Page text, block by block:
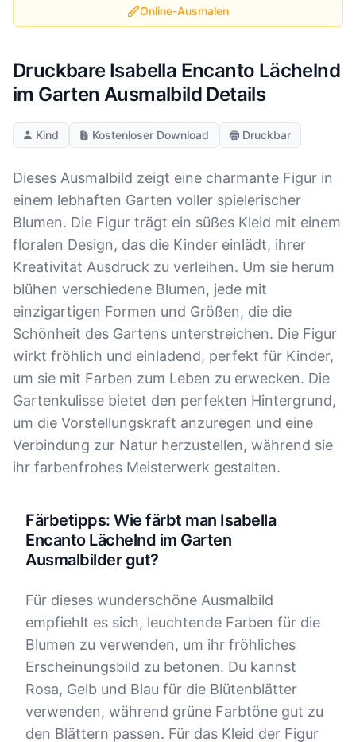
Online-Ausmalen
Druckbare Isabella Encanto Lächelnd
im Garten Ausmalbild Details
Kind Kostenloser Download Druckbar
Dieses Ausmalbild zeigt eine charmante Figur in
einem lebhaften Garten voller spielerischer
Blumen. Die Figur trägt ein süßes Kleid mit einem
floralen Design, das die Kinder einlädt, ihrer
Kreativität Ausdruck zu verleihen. Um sie herum
blühen verschiedene Blumen, jede mit
einzigartigen Formen und Größen, die die
Schönheit des Gartens unterstreichen. Die Figur
wirkt fröhlich und einladend, perfekt für Kinder,
um sie mit Farben zum Leben zu erwecken. Die
Gartenkulisse bietet den perfekten Hintergrund,
um die Vorstellungskraft anzuregen und eine
Verbindung zur Natur herzustellen, während sie
ihr farbenfrohes Meisterwerk gestalten.
Färbetipps: Wie färbt man Isabella
Encanto Lächelnd im Garten
Ausmalbilder gut?
Für dieses wunderschöne Ausmalbild
empfiehlt es sich, leuchtende Farben für die
Blumen zu verwenden, um ihr fröhliches
Erscheinungsbild zu betonen. Du kannst
Rosa, Gelb und Blau für die Blütenblätter
verwenden, während grüne Farbtöne gut zu
den Blättern passen. Für das Kleid der Figur